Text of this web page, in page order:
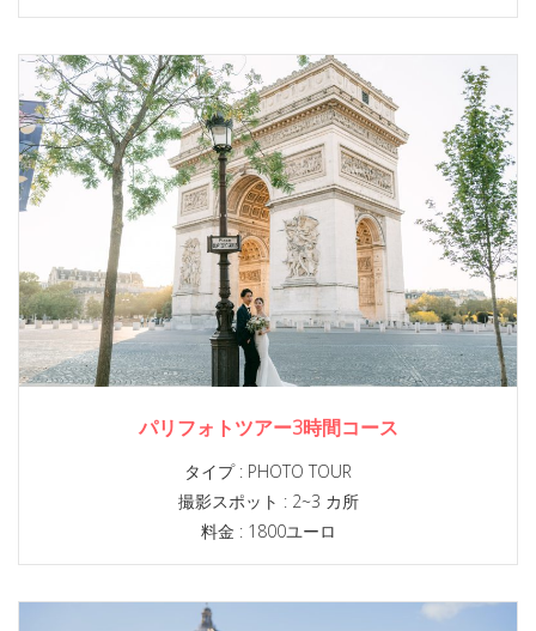
パリフォトツアー3時間コース
タイプ : PHOTO TOUR
撮影スポット : 2~3 カ所
料金 : 1800ユーロ